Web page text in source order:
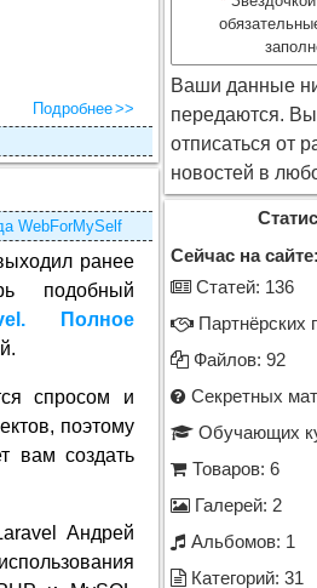
Подробнее
WebForMySelf
ранее
подобный
Полное
спросом и
поэтому
вам создать
Андрей
Ваши данные
передаются.
отписаться от
новостей в
Сейчас на
Cтатей: 136
Партнёрских
Файлов: 92
Секретных
Обучающих
Товаров: 6
Галерей: 2
Альбомов: 1
Категорий: 31